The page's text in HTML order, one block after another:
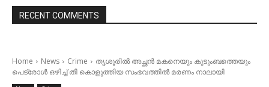
RECENT COMMENTS